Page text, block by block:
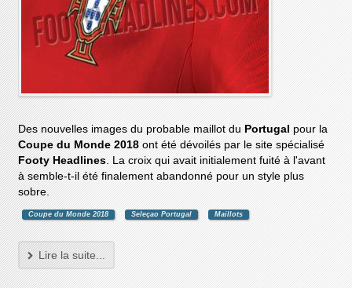
Des nouvelles images du probable maillot du Portugalpour la
Coupe du Monde 2018 ont été dévoilés par le site spécialisé
Footy Headlines. La croix qui avait initialement fuité à l'avant
à semble-t-il été finalement abandonné pour un style plus
sobre.
Coupe du Monde 2018 Seleçao Portugal Maillots
Lire la suite...